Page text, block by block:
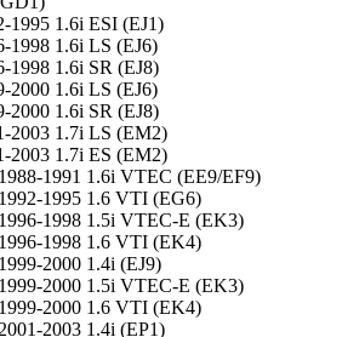
1995 1.6i ESI (EJ1)
1998 1.6i LS (EJ6)
1998 1.6i SR (EJ8)
2000 1.6i LS (EJ6)
2000 1.6i SR (EJ8)
2003 1.7i LS (EM2)
2003 1.7i ES (EM2)
1991 1.6i VTEC (EE9/EF9)
1995 1.6 VTI (EG6)
1998 1.5i VTEC-E (EK3)
1998 1.6 VTI (EK4)
2000 1.4i (EJ9)
2000 1.5i VTEC-E (EK3)
2000 1.6 VTI (EK4)
2003 1.4i (EP1)